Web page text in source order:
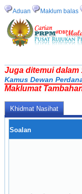
Aduan Maklum balas
Juga ditemui dalam
Kamus Dewan
Maklumat
Khidmat Nasihat
Soalan